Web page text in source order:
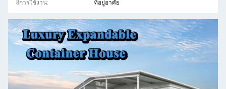
8การใช้งาน: ที่อยู่อาศัย